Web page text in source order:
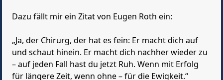
Dazu fällt mir ein Zitat von Eugen Roth ein:
„Ja, der Chirurg, der hat es fein: Er macht dich auf
und schaut hinein. Er macht dich nachher wieder zu
– auf jeden Fall hast du jetzt Ruh. Wenn mit Erfolg
für längere Zeit, wenn ohne – für die Ewigkeit.“